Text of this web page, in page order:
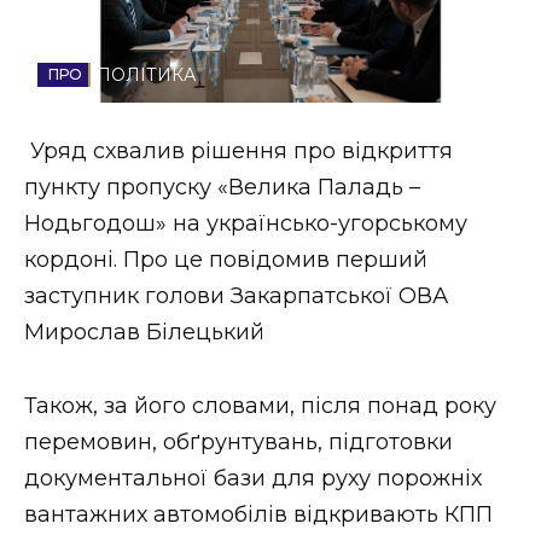
Стиль життя
Втрачений Ужгород
Втрачений Ужгород (відеоверсія)
ЗАКАРПАТСЬКІ НОВИНИ
ФОТО
ПОЛІТИКА
Уряд схвалив рішення про відкриття
пункту пропуску «Велика Паладь –
Нодьгодош» на українсько-угорському
кордоні. Про це повідомив перший
заступник голови Закарпатської ОВА
Мирослав Білецький
Також, за його словами, після понад року
перемовин, обґрунтувань, підготовки
документальної бази для руху порожніх
вантажних автомобілів відкривають КПП